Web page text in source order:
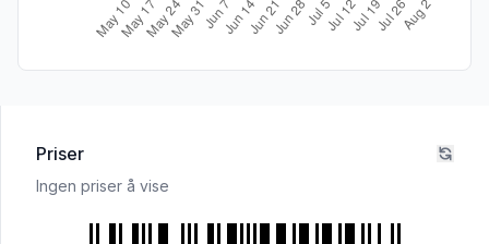
Priser
Ingen priser å vise